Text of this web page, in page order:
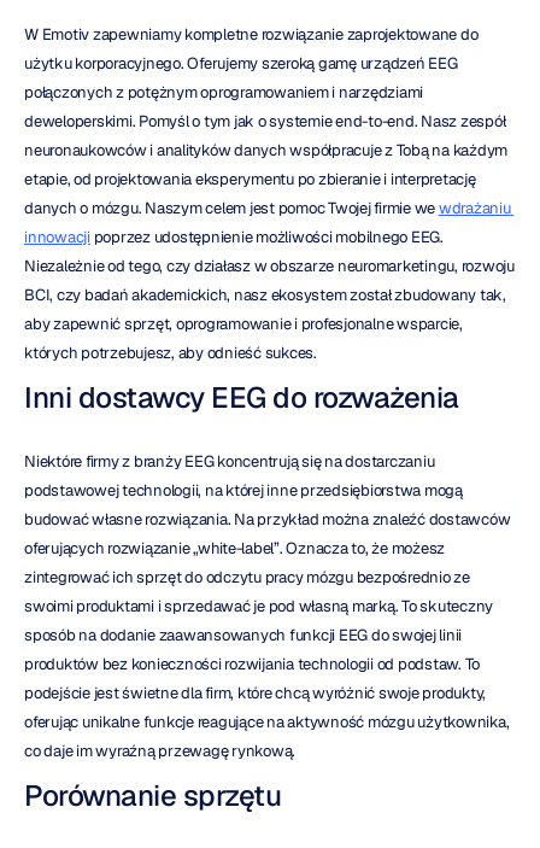
W Emotiv zapewniamy kompletne rozwiązanie zaprojektowane do
użytku korporacyjnego. Oferujemy szeroką gamę urządzeń EEG
połączonych z potężnym oprogramowaniem i narzędziami
deweloperskimi. Pomyśl o tym jak o systemie end-to-end. Nasz zespół
neuronaukowców i analityków danych współpracuje z Tobą na każdym
etapie, od projektowania eksperymentu po zbieranie i interpretację
danych o mózgu. Naszym celem jest pomoc Twojej firmie we wdrażaniu
innowacji poprzez udostępnienie możliwości mobilnego EEG.
Niezależnie od tego, czy działasz w obszarze neuromarketingu, rozwoju
BCI, czy badań akademickich, nasz ekosystem został zbudowany tak,
aby zapewnić sprzęt, oprogramowanie i profesjonalne wsparcie,
których potrzebujesz, aby odnieść sukces.
Inni dostawcy EEG do rozważenia
Niektóre firmy z branży EEG koncentrują się na dostarczaniu
podstawowej technologii, na której inne przedsiębiorstwa mogą
budować własne rozwiązania. Na przykład można znaleźć dostawców
oferujących rozwiązanie „white-label”. Oznacza to, że możesz
zintegrować ich sprzęt do odczytu pracy mózgu bezpośrednio ze
swoimi produktami i sprzedawać je pod własną marką. To skuteczny
sposób na dodanie zaawansowanych funkcji EEG do swojej linii
produktów bez konieczności rozwijania technologii od podstaw. To
podejście jest świetne dla firm, które chcą wyróżnić swoje produkty,
oferując unikalne funkcje reagujące na aktywność mózgu użytkownika,
co daje im wyraźną przewagę rynkową.
Porównanie sprzętu